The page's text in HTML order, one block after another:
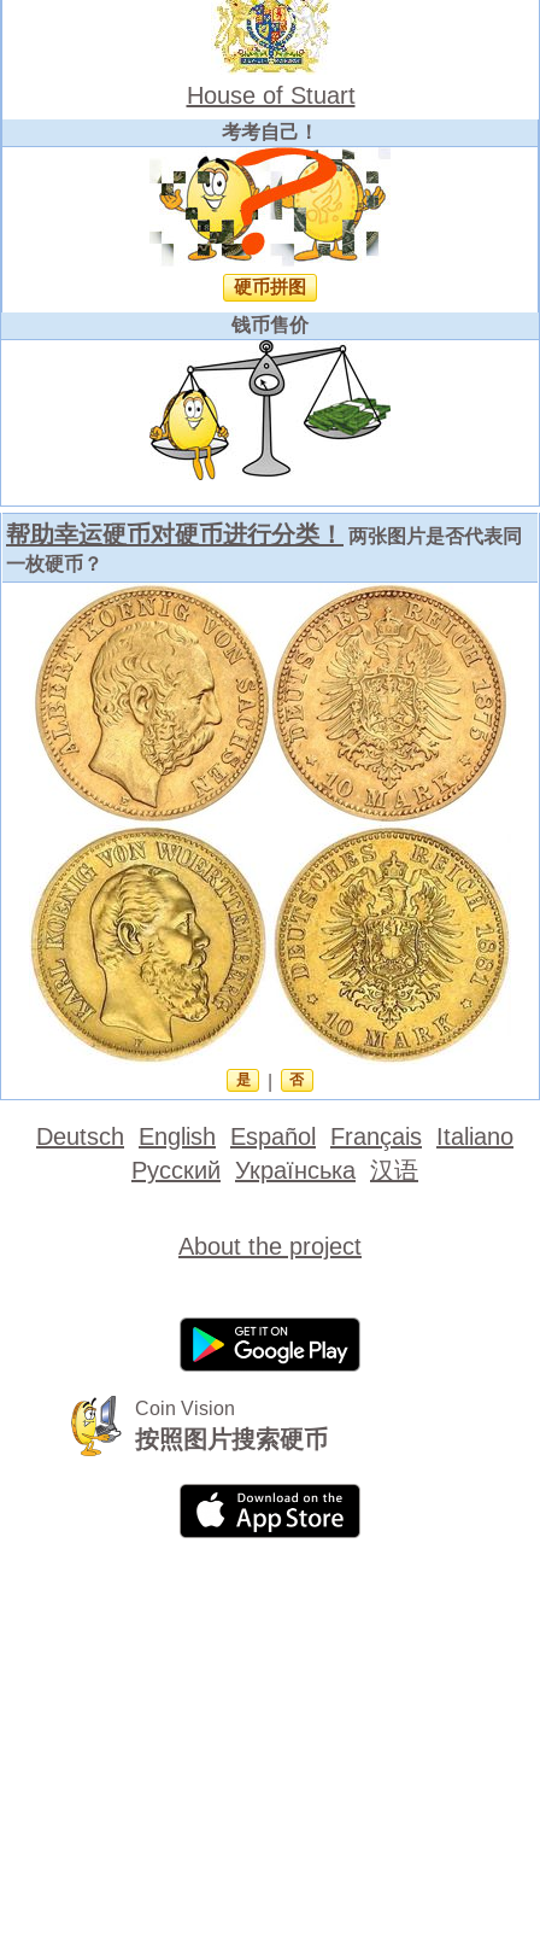
House of Stuart
考考自己！
硬币拼图
钱币售价
帮助幸运硬币对硬币进行分类！
两张图片是否代表同
一枚硬币？
是 否
Deutsch English Español Français Italiano
Русский Українська 汉语
About the project
Coin Vision
按照图片搜索硬币